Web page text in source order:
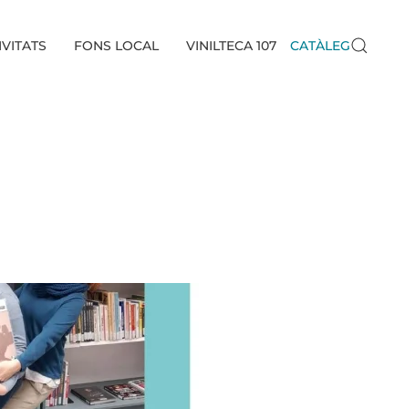
FONS LOCAL VINILTECA 107 CATÀLEG